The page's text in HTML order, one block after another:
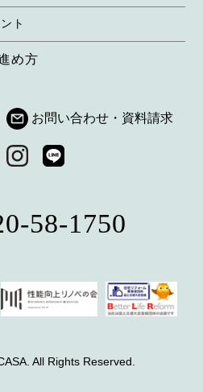
ト
め方
お問い合わせ・資料請求
58-1750
All Rights Reserved.